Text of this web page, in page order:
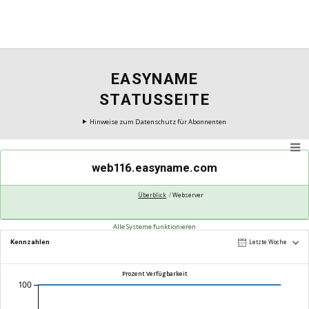
EASYNAME
STATUSSEITE
Hinweise zum Datenschutz für Abonnenten
web116.easyname.com
Überblick Webserver
Alle Systeme funktionieren
Kennzahlen Letzte Woche
Prozent Verfügbarkeit
100